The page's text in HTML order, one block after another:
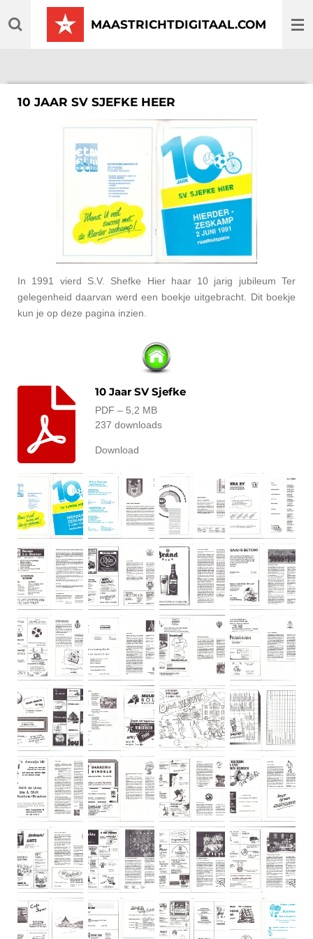
direct
MAASTRICHTDIGITAAL.COM
10 JAAR SV SJEFKE HEER
In 1991 vierd S.V. Shefke Hier haar 10 jarig jubileum Ter
gelegenheid daarvan werd een boekje uitgebracht. Dit boekje
kun je op deze pagina inzien.
10 Jaar SV Sjefke
PDF – 5,2 MB
237 downloads
Download